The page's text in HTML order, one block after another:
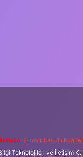
E-mail:
Teknolojileri ve İletişim